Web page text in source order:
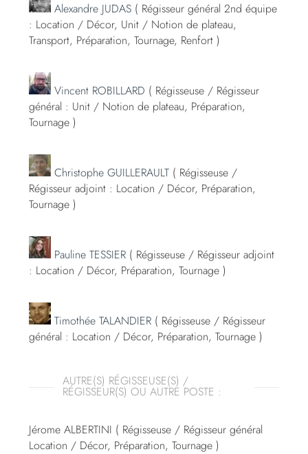
Alexandre JUDAS ( Régisseur général 2nd équipe
: Location / Décor, Unit / Notion de plateau,
Transport, Préparation, Tournage, Renfort )
Vincent ROBILLARD ( Régisseuse / Régisseur
général : Unit / Notion de plateau, Préparation,
Tournage )
Christophe GUILLERAULT ( Régisseuse /
Régisseur adjoint : Location / Décor, Préparation,
Tournage )
Pauline TESSIER ( Régisseuse / Régisseur adjoint
: Location / Décor, Préparation, Tournage )
Timothée TALANDIER ( Régisseuse / Régisseur
général : Location / Décor, Préparation, Tournage )
AUTRE(S) RÉGISSEUSE(S) /
RÉGISSEUR(S) OU AUTRE POSTE :
Jérome ALBERTINI ( Régisseuse / Régisseur général
Location / Décor, Préparation, Tournage )